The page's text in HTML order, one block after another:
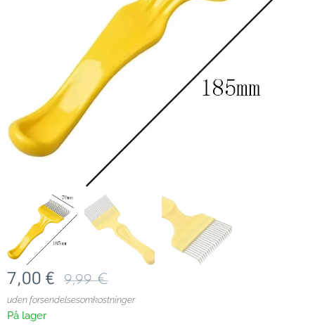
7,00 € 9,99€
uden forsendelsesomkostninger
På lager